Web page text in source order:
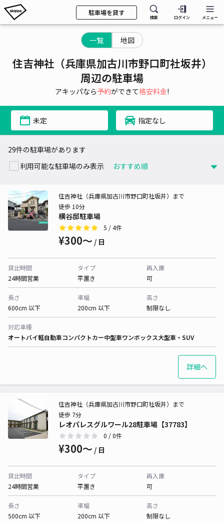
駐車場を貸す
検索 ログイン メニュー
一覧 地図
住吉神社（兵庫県加古川市野口町社坂井）
周辺の駐車場
アキッパなら予約ができて格安料金!
未定 指定なし
29件の駐車場があります
利用可能な駐車場のみ表示
横谷邸駐車場
住吉神社（兵庫県加古川市野口町社坂井）まで
徒歩 10分
5 / 4件
¥300〜 / 日
貸出時間
24時間営業
タイプ
平置き
再入庫
可
長さ
600cm 以下
車幅
200cm 以下
高さ
制限なし
対応車種
オートバイ軽自動車コンパクトカー中型車ワンボックス大型車・SUV
詳細へ
レオパレスグルワール28駐車場【37783】
住吉神社（兵庫県加古川市野口町社坂井）まで
徒歩 7分
0 / 0件
¥300〜 / 日
貸出時間
24時間営業
タイプ
平置き
再入庫
可
長さ
500cm 以下
車幅
200cm 以下
高さ
制限なし